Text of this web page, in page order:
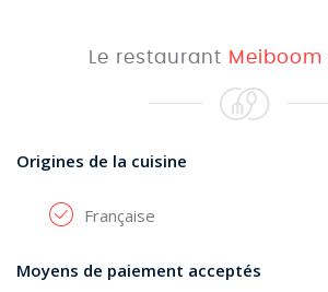
Le restaurant Meiboom
Origines de la cuisine
Française
Moyens de paiement acceptés